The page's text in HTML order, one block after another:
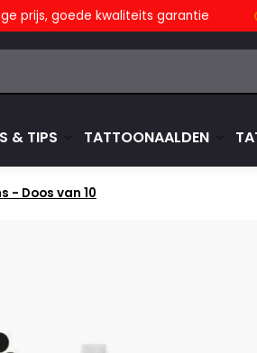
prijs, goede kwaliteits garantie
& TIPS TATTOONAALDEN
- Doos van 10